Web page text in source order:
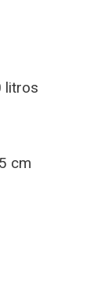
litros
cm